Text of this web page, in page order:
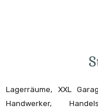
Lagerräume, XXL
Handwerker,